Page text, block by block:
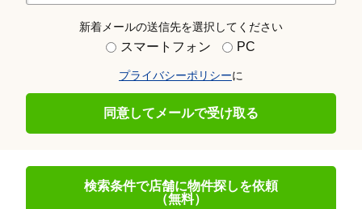
新着メールの送信先を選択してください
スマートフォン PC
プライバシーポリシーに
同意してメールで受け取る
検索条件で店舗に物件探しを依頼
（無料）